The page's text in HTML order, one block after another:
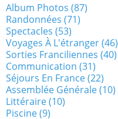
Album Photos (87)
Randonnées (71)
Spectacles (53)
Voyages À L'étranger(46)
Sorties Franciliennes (40)
Communication (31)
Séjours En France(22)
Assemblée Générale(10)
Littéraire(10)
Piscine(9)